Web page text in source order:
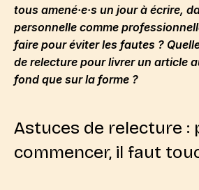
tous amené·e·s un jour à écrire,
personnelle comme
faire pour éviter les fautes ?
de relecture pour livrer un article
fond que sur la forme ?
Astuces de relecture :
commencer, il faut